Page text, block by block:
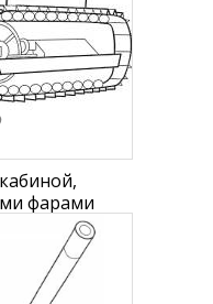
фарами